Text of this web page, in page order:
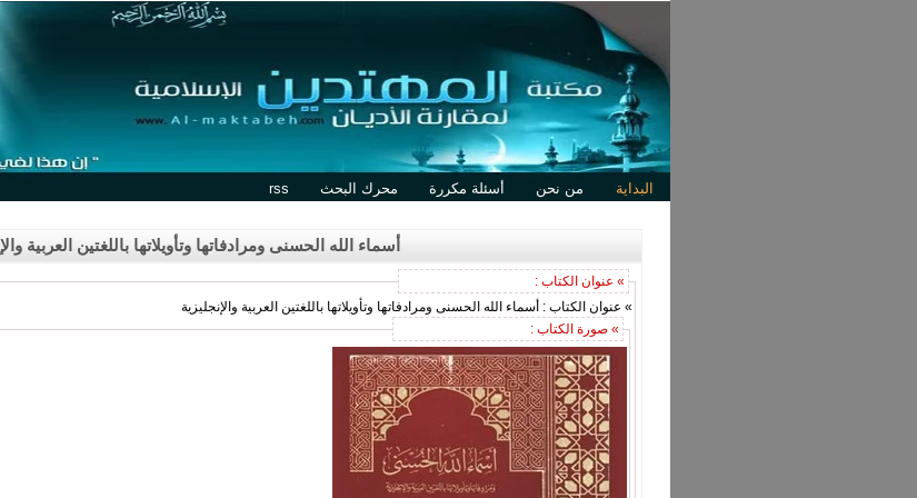
البداية من نحن أسئلة مكررة محرك البحث rss
أسماء الله الحسنى ومرادفاتها وتأويلاتها باللغتين العربية
» عنوان الكتاب :
» عنوان الكتاب : أسماء الله الحسنى ومرادفاتها وتأويلاتها باللغتين العربية والإنجليزية
» صورة الكتاب :